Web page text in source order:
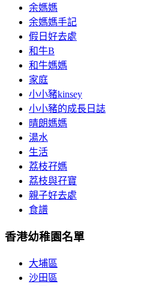
余媽媽
余媽媽手記
假日好去處
和牛B
和牛媽媽
家庭
小小豬kinsey
小小豬的成長日誌
晴朗媽媽
湯水
生活
荔枝孖媽
荔枝與孖寶
親子好去處
食譜
香港幼稚園名單
大埔區
沙田區